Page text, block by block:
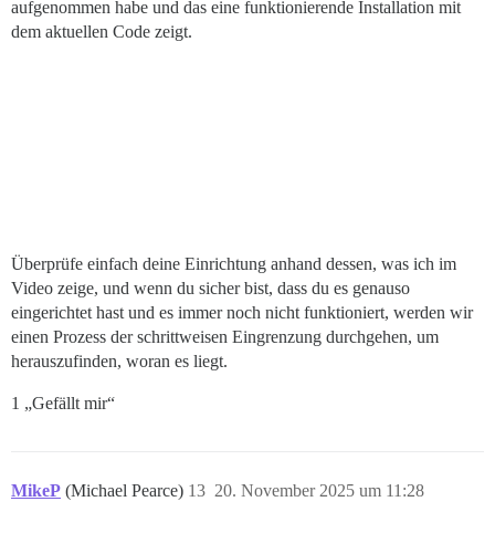
aufgenommen habe und das eine funktionierende Installation mit
dem aktuellen Code zeigt.
Überprüfe einfach deine Einrichtung anhand dessen, was ich im
Video zeige, und wenn du sicher bist, dass du es genauso
eingerichtet hast und es immer noch nicht funktioniert, werden wir
einen Prozess der schrittweisen Eingrenzung durchgehen, um
herauszufinden, woran es liegt.
1 „Gefällt mir“
MikeP (Michael Pearce) 20. November 2025 um 11:28
13